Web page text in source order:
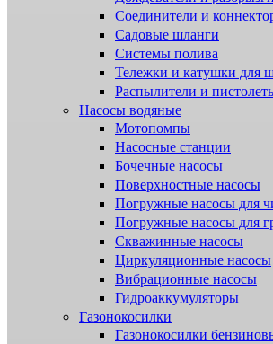
Соединители и
Садовые шланги
Системы полива
Тележки и катушки для
Распылители и
Насосы водяные
Мотопомпы
Насосные станции
Бочечные насосы
Поверхностные насосы
Погружные насосы для
Погружные насосы для
Скважинные насосы
Циркуляционные насосы
Вибрационные насосы
Гидроаккумуляторы
Газонокосилки
Газонокосилки